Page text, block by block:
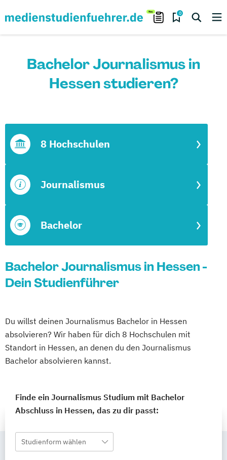
0
Bachelor Journalismus in
Hessen studieren?
Bachelor
Journalismus
8 Hochschulen
Bachelor Journalismus in Hessen -
Dein Studienführer
Du willst deinen Journalismus Bachelor in Hessen
absolvieren? Wir haben für dich 8 Hochschulen mit
Standort in Hessen, an denen du den Journalismus
Bachelor absolvieren kannst.
Finde ein Journalismus Studium mit Bachelor
Abschluss in Hessen, das zu dir passt:
Studienform wählen